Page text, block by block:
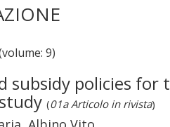
9)
subsidy policies
(01a Articolo in rivista)